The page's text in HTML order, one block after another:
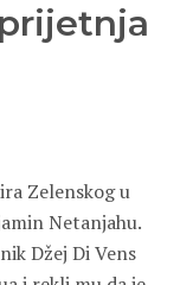
Zelenskog u
Netanjahu.
Džej Di Vens